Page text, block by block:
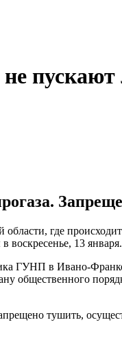
пускают
где происходит
воскресенье, 13 января.
ГУНП в Ивано-
общественного
тушить,